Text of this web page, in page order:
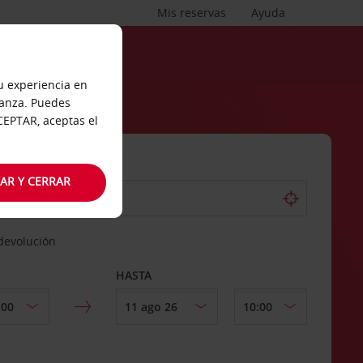
Ayuda
Mis reservas
HASTA
experiencia en
Puedes
aceptas el
Y CERRAR